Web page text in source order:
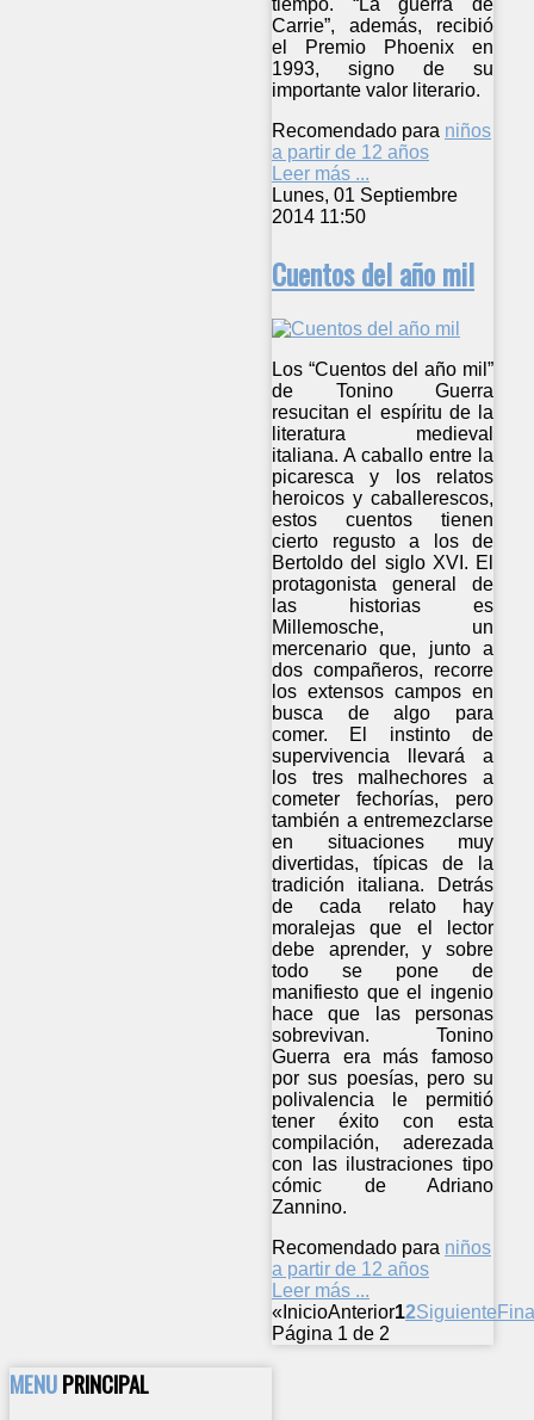
tiempo. “La guerra de
Carrie”, además, recibió
el Premio Phoenix en
1993, signo de su
importante valor literario.
Recomendado para niños
a partir de 12 años
Leer más ...
Lunes, 01 Septiembre
2014 11:50
Cuentos del año mil
Los “Cuentos del año mil”
de Tonino Guerra
resucitan el espíritu de la
literatura medieval
italiana. A caballo entre la
picaresca y los relatos
heroicos y caballerescos,
estos cuentos tienen
cierto regusto a los de
Bertoldo del siglo XVI. El
protagonista general de
las historias es
Millemosche, un
mercenario que, junto a
dos compañeros, recorre
los extensos campos en
busca de algo para
comer. El instinto de
supervivencia llevará a
los tres malhechores a
cometer fechorías, pero
también a entremezclarse
en situaciones muy
divertidas, típicas de la
tradición italiana. Detrás
de cada relato hay
moralejas que el lector
debe aprender, y sobre
todo se pone de
manifiesto que el ingenio
hace que las personas
sobrevivan. Tonino
Guerra era más famoso
por sus poesías, pero su
polivalencia le permitió
tener éxito con esta
compilación, aderezada
con las ilustraciones tipo
cómic de Adriano
Zannino.
Recomendado para niños
a partir de 12 años
Leer más ...
« InicioAnterior12Siguiente
Página 1 de 2
MENUPRINCIPAL